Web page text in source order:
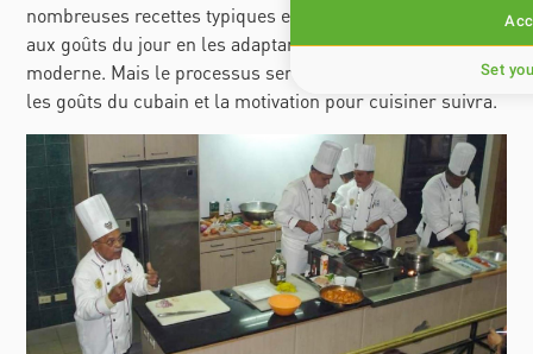
nombreuses recettes typiques et les chefs les remettent
aux goûts du jour en les adaptant à l’art de la cuisine
moderne. Mais le processus sera long. Il faut influencer
les goûts du cubain et la motivation pour cuisiner suivra.
Set